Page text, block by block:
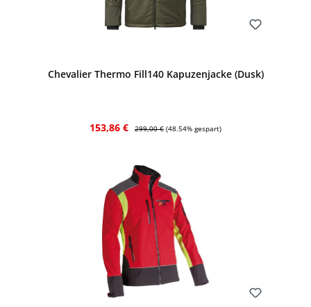
Chevalier Thermo Fill140 Kapuzenjacke (Dusk)
Verkaufspreis:
153,86 € Regulärer Preis:
299,00 € (48.54% gespart)